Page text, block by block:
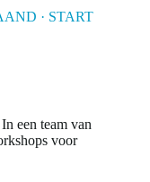
· START
een team van
voor